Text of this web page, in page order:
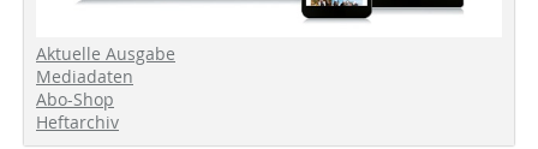
Aktuelle Ausgabe
Mediadaten
Abo-Shop
Heftarchiv